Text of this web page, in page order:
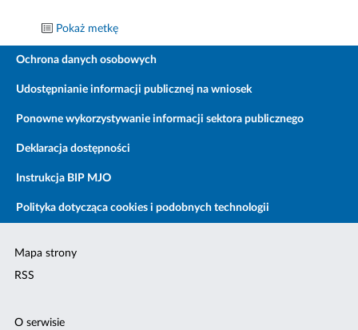
Pokaż metkę
Ochrona danych osobowych
Udostępnianie informacji publicznej na wniosek
Ponowne wykorzystywanie informacji sektora publicznego
Deklaracja dostępności
Instrukcja BIP MJO
Polityka dotycząca cookies i podobnych technologii
Mapa strony
RSS
O serwisie